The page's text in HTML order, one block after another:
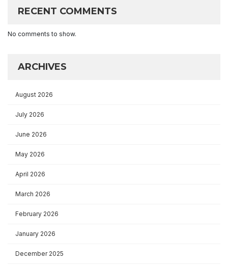
RECENT COMMENTS
No comments to show.
ARCHIVES
August 2026
July 2026
June 2026
May 2026
April 2026
March 2026
February 2026
January 2026
December 2025